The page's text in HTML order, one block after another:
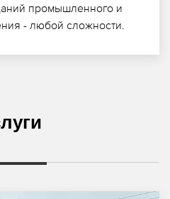
промышленного и
- любой сложности.